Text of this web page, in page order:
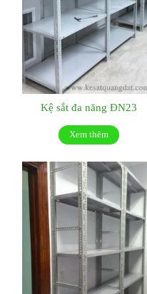
Kệ sắt đa năng ĐN23
Xem thêm